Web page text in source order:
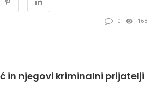
0 168
in njegovi kriminalni prijatelji